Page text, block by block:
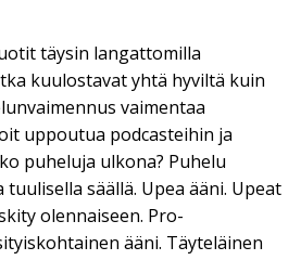
täysin langattomilla
kuulostavat yhtä hyviltä kuin
vaimentaa
uppoutua podcasteihin ja
puheluja ulkona? Puhelu
säällä. Upea ääni. Upeat
olennaiseen. Pro-
ääni. Täyteläinen